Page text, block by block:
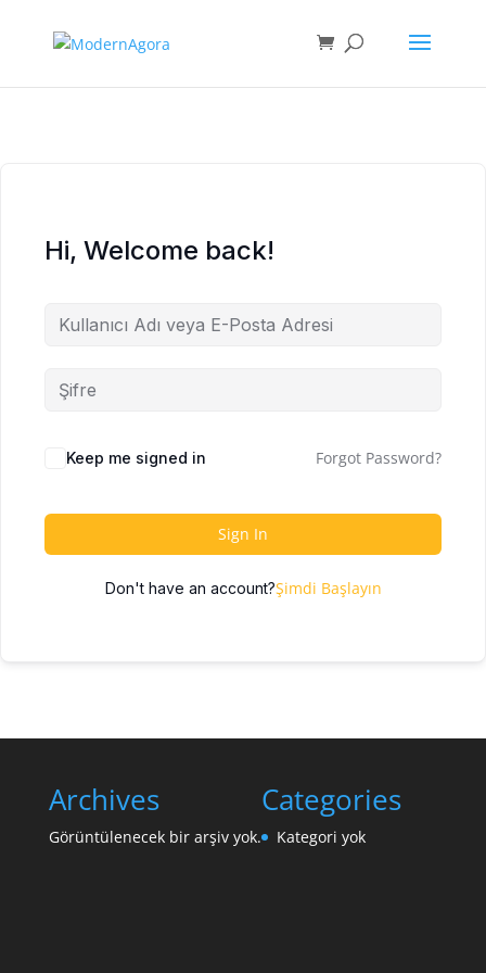
Hi, Welcome back!
Keep me signed in Forgot Password?
Sign In
Don't have an account?Şimdi Başlayın
Archives
Görüntülenecek bir arşiv yok.
Categories
Kategori yok